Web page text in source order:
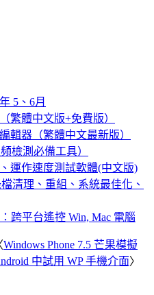
5、6月
繁體中文版+免費版）
輯器（繁體中文最新版）
檢測必備工具）
、運作速度測試軟體(中文版)
檔清理、重組、系統最佳化、
跨平台遙控 Win, Mac 電腦
Windows Phone 7.5 芒果模擬
中試用 WP 手機介面〉